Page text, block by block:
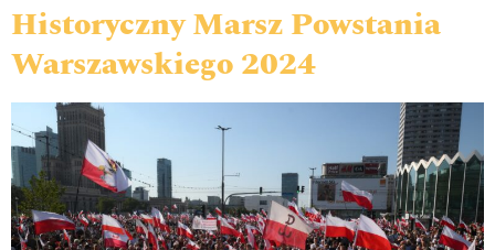
Historyczny Marsz Powstania
Warszawskiego 2024